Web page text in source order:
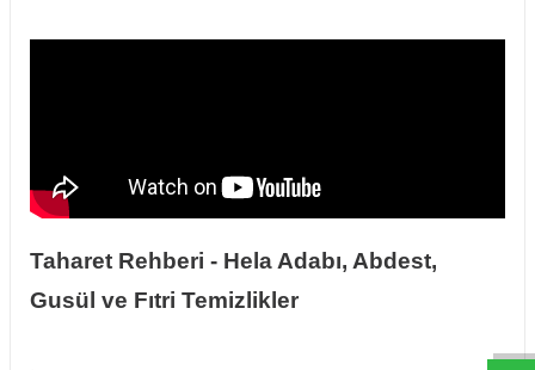
Taharet Rehberi - Hela Adabı, Abdest,
Gusül ve Fıtri Temizlikler